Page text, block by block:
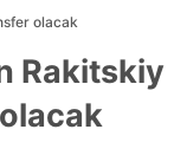
olacak
Rakitskiy